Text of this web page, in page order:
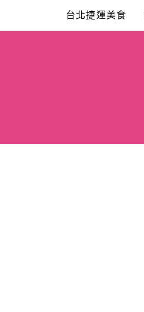
content
台北捷運美食